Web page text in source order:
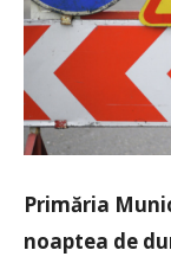
Primăria
noaptea de